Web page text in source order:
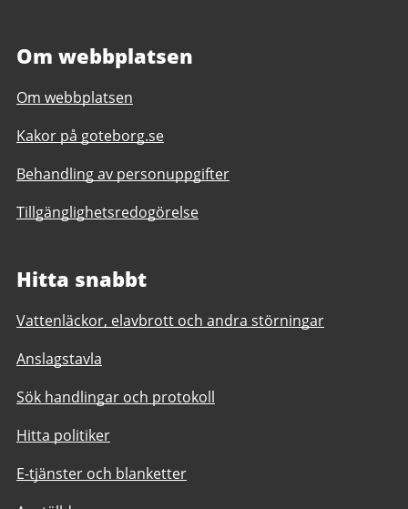
Om webbplatsen
Om webbplatsen
Kakor på goteborg.se
Behandling av personuppgifter
Tillgänglighetsredogörelse
Hitta snabbt
Vattenläckor, elavbrott och andra störningar
Anslagstavla
Sök handlingar och protokoll
Hitta politiker
E-tjänster och blanketter